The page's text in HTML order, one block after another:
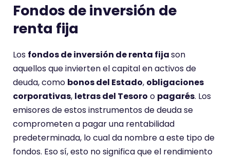
Fondos de inversión de
renta fija
Los fondos de inversión de renta fijason
aquellos que invierten el capital en activos de
deuda, como bonos del Estado, obligaciones
corporativas, letras del Tesoro o pagarés. Los
emisores de estos instrumentos de deuda se
comprometen a pagar una rentabilidad
predeterminada, lo cual da nombre a este tipo de
fondos. Eso sí, esto no significa que el rendimiento